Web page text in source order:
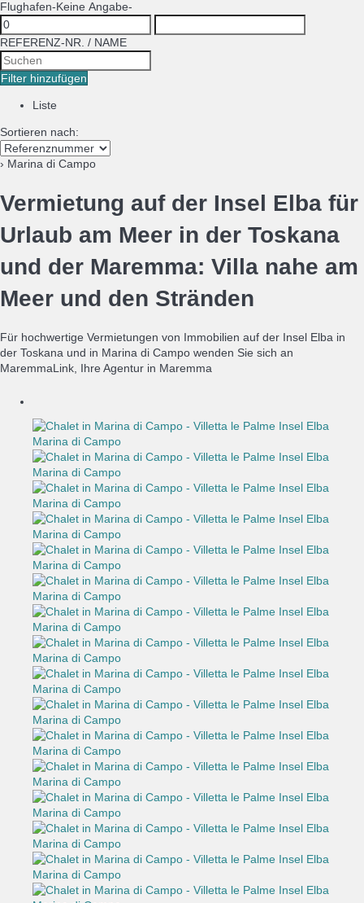
Flughafen-Keine Angabe-
REFERENZ-NR. / NAME
Filter hinzufügen
Liste
Sortieren nach:
› Marina di Campo
Vermietung auf der Insel Elba für
Urlaub am Meer in der Toskana
und der Maremma: Villa nahe am
Meer und den Stränden
Für hochwertige Vermietungen von Immobilien auf der Insel Elba in
der Toskana und in Marina di Campo wenden Sie sich an
MaremmaLink, Ihre Agentur in Maremma